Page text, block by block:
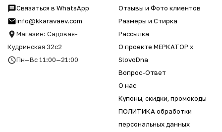
Связаться в WhatsApp
info@kkaravaev.com
Магазин: Садовая-
Кудринская 32с2
Пн—Вс 11:00—21:00
Отзывы и Фото клиентов
Размеры и Стирка
Рассылка
О проекте МЕРКАТОР x
SlovoDna
Вопрос-Ответ
О нас
Купоны, скидки, промокоды
ПОЛИТИКА обработки
персональных данных